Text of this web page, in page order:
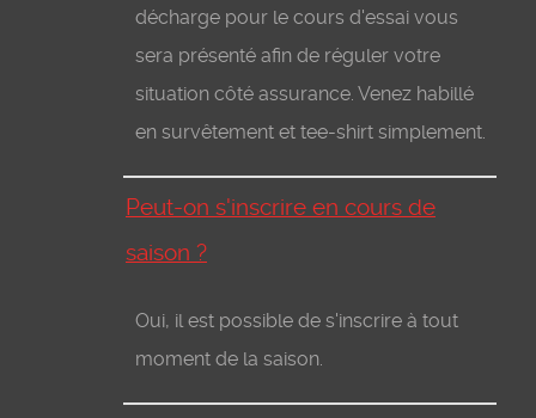
décharge pour le cours d'essai vous
sera présenté afin de réguler votre
situation côté assurance. Venez habillé
en survêtement et tee-shirt simplement.
Peut-on s'inscrire en cours de
saison ?
Oui, il est possible de s'inscrire à tout
moment de la saison.